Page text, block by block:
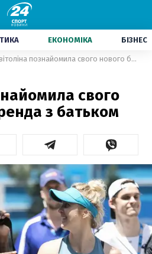
ЕКОНОМІКА БІЗНЕС
Світоліна познайомила свого нового бойфренда з батьком
свого
з батьком